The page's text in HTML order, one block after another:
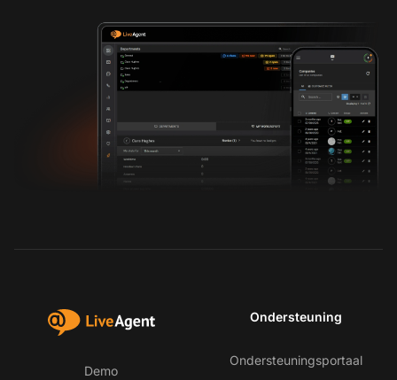
Demo
Ondersteuning
Ondersteuningsportaal